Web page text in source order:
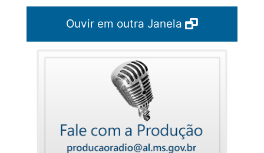
Ouvir em outra Janela